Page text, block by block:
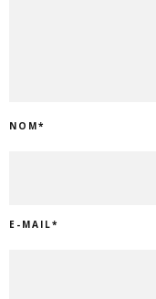
NOM*
E-MAIL*